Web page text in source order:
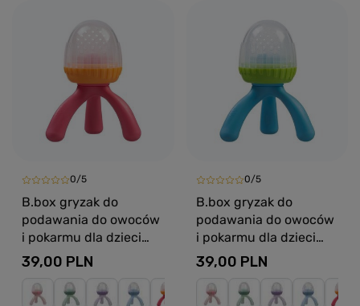
0/5
B.box gryzak do
podawania do owoców
i pokarmu dla dzieci
Strawberry Shake
39,00 PLN
0/5
B.box gryzak do
podawania do owoców
i pokarmu dla dzieci
Ocean Breeze
39,00 PLN